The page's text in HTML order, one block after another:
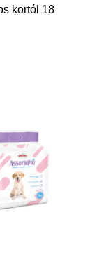
kortól 18